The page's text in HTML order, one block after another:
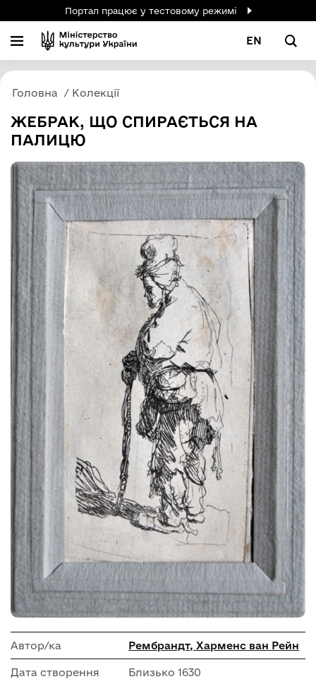
Портал працює у тестовому режимі
EN
Головна Колекції
ЖЕБРАК, ЩО СПИРАЄТЬСЯ НА
ПАЛИЦЮ
Автор/ка Рембрандт, Харменс ван Рейн
Дата створення Близько 1630